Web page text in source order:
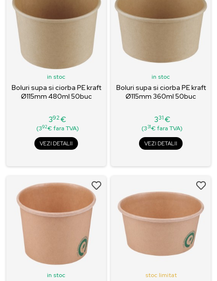
in stoc
Boluri supa si ciorba PE kraft
Ø115mm 480ml 50buc
Pret
392 €
(392€ fara TVA)
VEZI DETALII
in stoc
Boluri supa si ciorba PE kraft
Ø115mm 360ml 50buc
Pret
331 €
(331€ fara TVA)
VEZI DETALII
in stoc stoc limitat